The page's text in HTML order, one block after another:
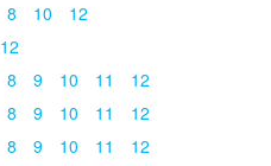
8 10
12
12
8 9 10 11
12
8 9 10 11
12
8 9 10 11
12